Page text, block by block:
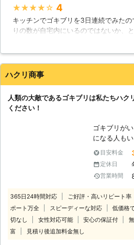
徹底的に駆
に優れてい
なりますの
遠慮無くご相談
しております。 【大工工事
す】 リフォ
を専任とし
す。
★★★★★ 4
キッチンでゴキブリを3日連続でみた
りの数が自宅内にいるのではないか、
うキーワードでネット検索して上位に
してくれたのですが、それ以上に施工
至るまで1匹もみていないです。侵入防
ています。
ハクリ商事
人類の大敵であるゴキブリは私たちハク
ください！
ゴキブリが
になる人も
か。ゴキブ
に被害を及
た経済的に
忌避されて
くないとさ
体表をして
的には、ゴ
目安料金
定休日
営業時間
365日24時間対応 ご好評・高いリピート率
ポート万全
スピーディーな対応 低価格
切なし
女性対応可能 安心の保証付
富
見積り後追加料金無し